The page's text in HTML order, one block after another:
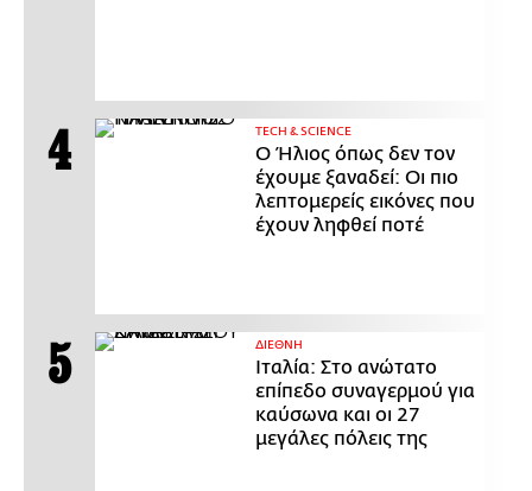
ΤECH & SCIENCE
Ο Ήλιος όπως δεν τον
έχουμε ξαναδεί: Οι πιο
λεπτομερείς εικόνες που
έχουν ληφθεί ποτέ
ΔΙΕΘΝΗ
Ιταλία: Στο ανώτατο
επίπεδο συναγερμού για
καύσωνα και οι 27
μεγάλες πόλεις της